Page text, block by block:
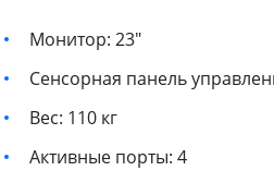
Монитор: 23"
Сенсорная панель
Вес: 110 кг
Активные порты: 4